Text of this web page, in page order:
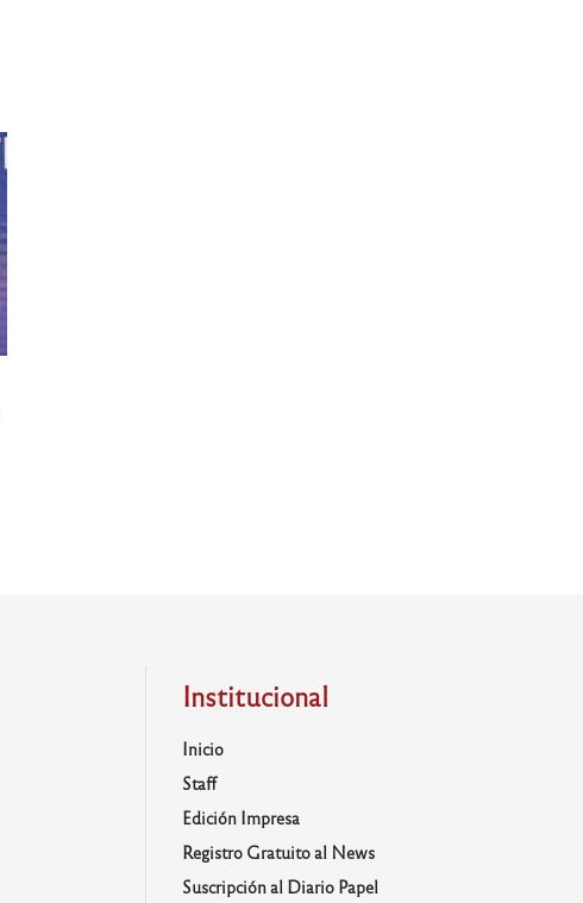
Institucional
Inicio
Staff
Edición Impresa
Registro Gratuito al News
Suscripción al Diario Papel